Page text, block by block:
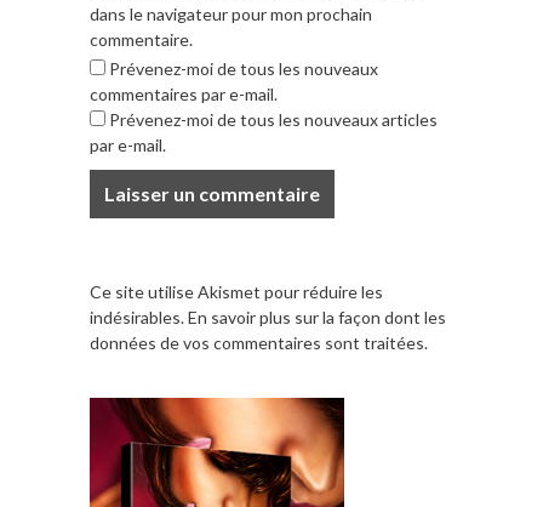
dans le navigateur pour mon prochain
commentaire.
Prévenez-moi de tous les nouveaux
commentaires par e-mail.
Prévenez-moi de tous les nouveaux articles
par e-mail.
Ce site utilise Akismet pour réduire les
indésirables.En savoir plus sur la façon dont les
données de vos commentaires sont traitées.